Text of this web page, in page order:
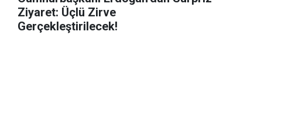
Ziyaret: Üçlü Zirve
Gerçekleştirilecek!